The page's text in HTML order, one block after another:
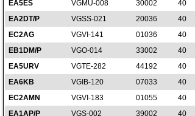
EA5ES
VGMU-008 30002 40
EA2DT/P
VGSS-021 20036 40
EC2AG
VGVI-141 01036 40
EB1DM/P
VGO-014 33002 40
EA5URV
VGTE-282 44192 40
EA6KB
VGIB-120 07033 40
EC2AMN
VGVI-183 01055 40
EA1AP/P
VGS-002 39002 40